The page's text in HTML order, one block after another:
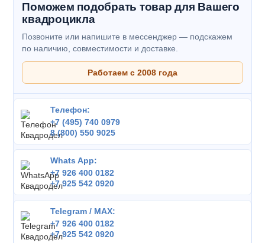
Поможем подобрать товар для Вашего
квадроцикла
Позвоните или напишите в мессенджер — подскажем
по наличию, совместимости и доставке.
Работаем с 2008 года
Телефон:
+7 (495) 740 0979
8 (800) 550 9025
Whats App:
+7 926 400 0182
+7 925 542 0920
Telegram / MAX:
+7 926 400 0182
+7 925 542 0920